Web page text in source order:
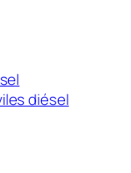
diésel